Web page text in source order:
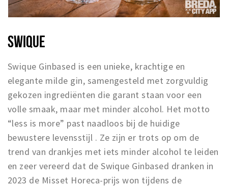
SWIQUE
Swique Ginbased is een unieke, krachtige en
elegante milde gin, samengesteld met zorgvuldig
gekozen ingrediënten die garant staan voor een
volle smaak, maar met minder alcohol. Het motto
“less is more” past naadloos bij de huidige
bewustere levensstijl . Ze zijn er trots op om de
trend van drankjes met iets minder alcohol te leiden
en zeer vereerd dat de Swique Ginbased dranken in
2023 de Misset Horeca-prijs won tijdens de